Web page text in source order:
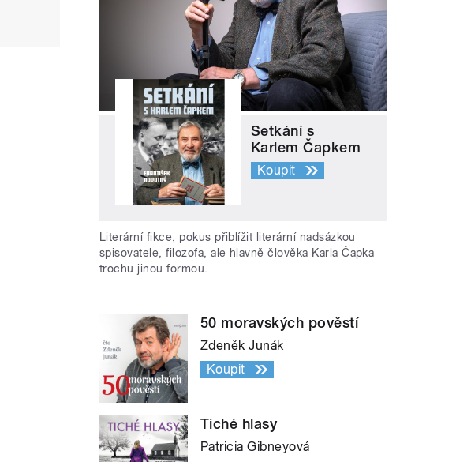
Setkání s
Karlem Čapkem
Koupit
Literární fikce, pokus přiblížit literární nadsázkou
spisovatele, filozofa, ale hlavně člověka Karla Čapka
trochu jinou formou.
50 moravských pověstí
Zdeněk Junák
Koupit
Tiché hlasy
Patricia Gibneyová